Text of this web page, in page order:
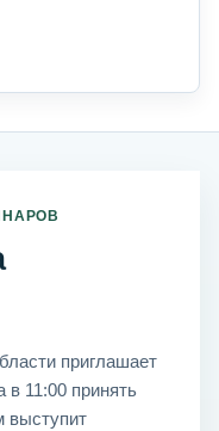
приглашает
в 11:00 принять
выступит